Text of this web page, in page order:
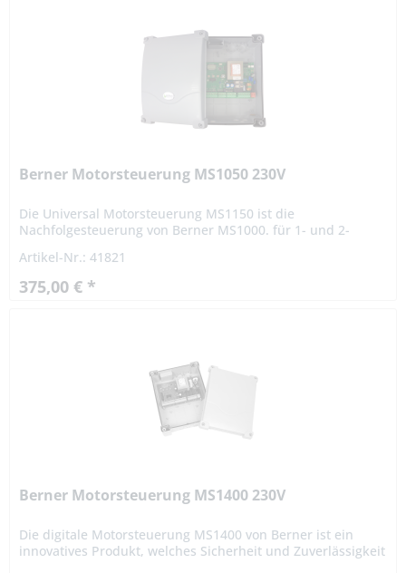
Berner Motorsteuerung MS1050 230V
Die Universal Motorsteuerung MS1150 ist die
Nachfolgesteuerung von Berner MS1000. für 1- und 2-
externen potentialfreien...
Artikel-Nr.: 41821
375,00 € *
Berner Motorsteuerung MS1400 230V
Die digitale Motorsteuerung MS1400 von Berner ist ein
innovatives Produkt, welches Sicherheit und Zuverlässigkeit